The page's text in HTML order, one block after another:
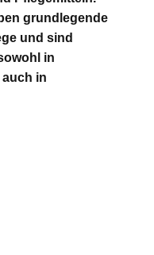
grundlegende
und sind
in
in